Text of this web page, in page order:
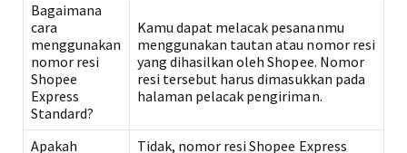
Bagaimana
cara
menggunakan
nomor resi
Shopee
Express
Standard?
Kamu dapat melacak pesananmu
menggunakan tautan atau nomor resi
yang dihasilkan oleh Shopee. Nomor
resi tersebut harus dimasukkan pada
halaman pelacak pengiriman.
Apakah
Tidak, nomor resi Shopee Express